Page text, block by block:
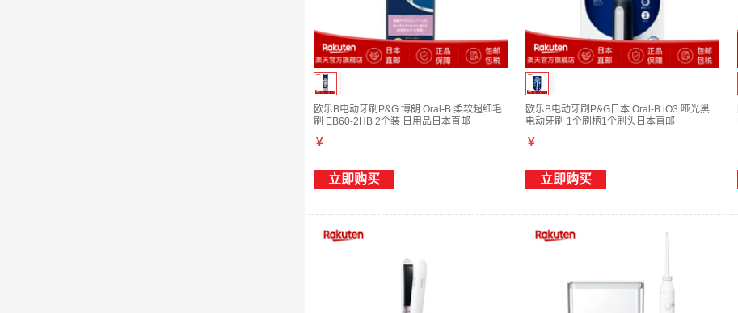
欧乐B电动牙刷P&G 博朗 Oral-B 柔软超细毛
刷 EB60-2HB 2个装 日用品日本直邮
￥
立即购买
欧乐B电动牙刷P&G日本 Oral-B iO3 哑光黑
电动牙刷 1个刷柄1个刷头日本直邮
￥
立即购买